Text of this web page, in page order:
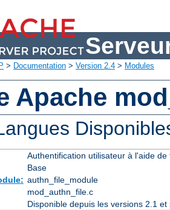
> Documentation > Version 2.4 > Modules
Apache
Authentification utilisateur à l'aide de
Base
authn_file_module
mod_authn_file.c
Disponible depuis les versions 2.1